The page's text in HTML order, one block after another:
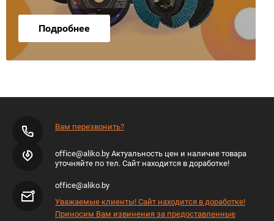
Подробнее
Вам перезвонить?
office@aliko.by Актуальность цен и наличие товара
уточняйте по тел. Сайт находится в доработке!
office@aliko.by
Уважаемые клиенты! Сайт находится в доработке!
Приносим Вам извинения за предоставленные